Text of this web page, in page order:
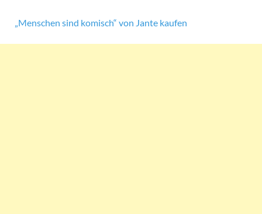
„Menschen sind komisch“ von Jante kaufen